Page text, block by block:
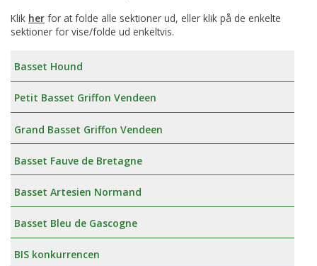
Klik her for at folde alle sektioner ud, eller klik på de enkelte
sektioner for vise/folde ud enkeltvis.
Basset Hound
Petit Basset Griffon Vendeen
Grand Basset Griffon Vendeen
Basset Fauve de Bretagne
Basset Artesien Normand
Basset Bleu de Gascogne
BIS konkurrencen